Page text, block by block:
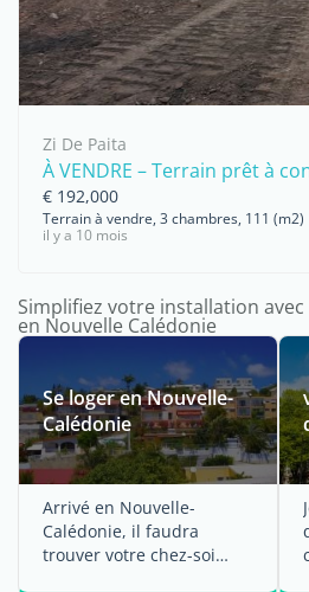
Zi De Paita
À VENDRE – Terrain prêt à
€ 192,000
Terrain à vendre, 3 chambres, 111 (m2)
il y a 10 mois
Simplifiez votre installation
en Nouvelle Calédonie
Se loger en Nouvelle-
Calédonie
Arrivé en Nouvelle-
Calédonie, il faudra
trouver votre chez-soi